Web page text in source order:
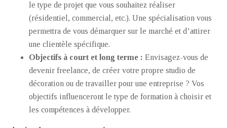
le type de projet que vous souhaitez réaliser
(résidentiel, commercial, etc.). Une spécialisation vous
permettra de vous démarquer sur le marché et d’attirer
une clientèle spécifique.
Objectifs à court et long terme : Envisagez-vous de
devenir freelance, de créer votre propre studio de
décoration ou de travailler pour une entreprise ? Vos
objectifs influenceront le type de formation à choisir et
les compétences à développer.